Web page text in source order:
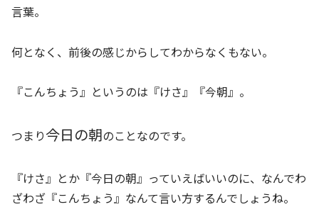
言葉。
何となく、前後の感じからしてわからなくもない。
『こんちょう』というのは『けさ』『今朝』。
つまり今日の朝のことなのです。
『けさ』とか『今日の朝』っていえばいいのに、なんでわ
ざわざ『こんちょう』なんて言い方するんでしょうね。